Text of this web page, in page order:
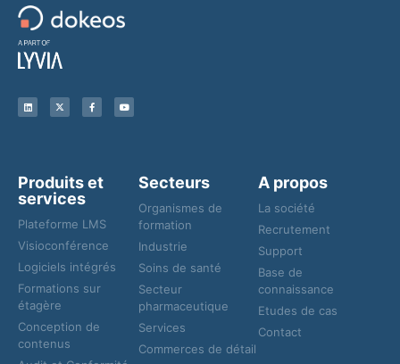
Produits et
services
Plateforme LMS
Visioconférence
Logiciels intégrés
Formations sur
étagère
Conception de
contenus
Secteurs
Organismes de
formation
Industrie
Soins de santé
Secteur
pharmaceutique
Services
Commerces de détail
A propos
La société
Recrutement
Support
Base de
connaissance
Etudes de cas
Contact